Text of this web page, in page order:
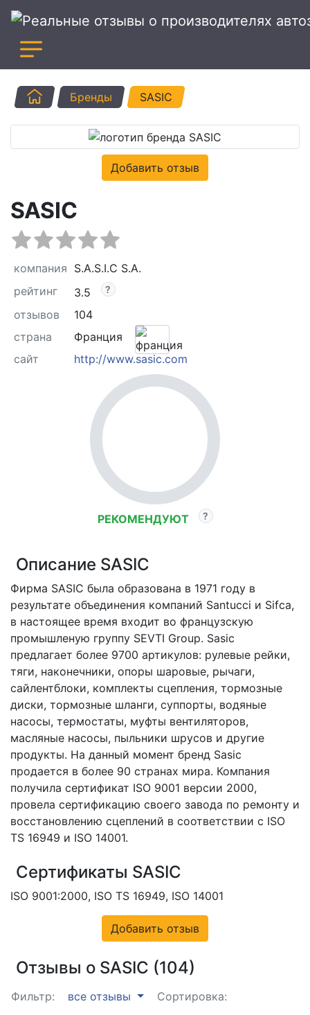
ГлавнаяБренды SASIC
Добавить отзыв
SASIC
компания S.A.S.I.C S.A.
рейтинг
3.5
отзывов
104
страна
Франция
сайт
http://www.sasic.com
РЕКОМЕНДУЮТ
Описание SASIC
Фирма SASIC была образована в 1971 году в
результате объединения компаний Santucci и Sifca,
в настоящее время входит во французскую
промышленую группу SEVTI Group. Sasic
предлагает более 9700 артикулов: рулевые рейки,
тяги, наконечники, опоры шаровые, рычаги,
сайлентблоки, комплекты сцепления, тормозные
диски, тормозные шланги, суппорты, водяные
насосы, термостаты, муфты вентиляторов,
масляные насосы, пыльники шрусов и другие
продукты. На данный момент бренд Sasic
продается в более 90 странах мира. Компания
получила сертификат ISO 9001 версии 2000,
провела сертификацию своего завода по ремонту и
восстановлению сцеплений в соответствии с ISO
TS 16949 и ISO 14001.
Сертификаты SASIC
ISO 9001:2000, ISO TS 16949, ISO 14001
Добавить отзыв
Отзывы о SASIC (104)
Фильтр: все отзывы
Сортировка: